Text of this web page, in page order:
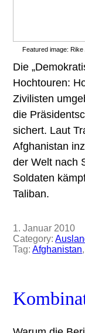
Featured image:
Die
Hochtouren:
Zivilisten
die
sichert. Laut
Afghanistan
der Welt nach
Soldaten
Taliban.
1. Januar 2010
Category:
Tag:Afghanistan,